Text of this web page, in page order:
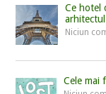
Ce hotel
Niciun
Cele mai